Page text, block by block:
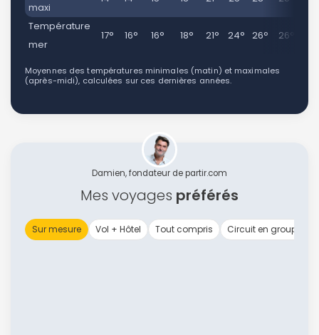
maxi
Température
mer
17° 16° 16° 18° 21° 24° 26° 26°
Moyennes des températures minimales (matin) et maximales
(après-midi), calculées sur ces dernières années.
Damien, fondateur de partir.com
Mes voyages préférés
Sur mesure Vol + Hôtel Tout compris Circuit en groupe